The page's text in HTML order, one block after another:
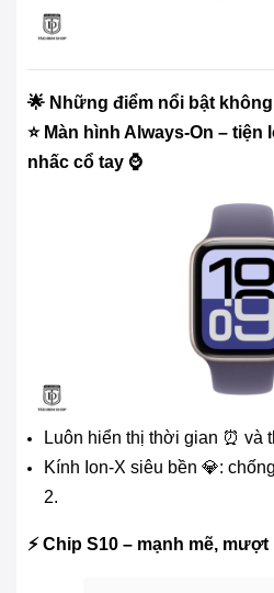
🌟 Những điểm nổi bật
⭐ Màn hình Always-On –
nhấc cổ tay ⌚
Luôn hiển thị thời gian ⏰ và
Kính Ion-X siêu bền 💎:
2.
⚡ Chip S10 – mạnh mẽ,